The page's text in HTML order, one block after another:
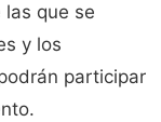
las que se
y los
participar